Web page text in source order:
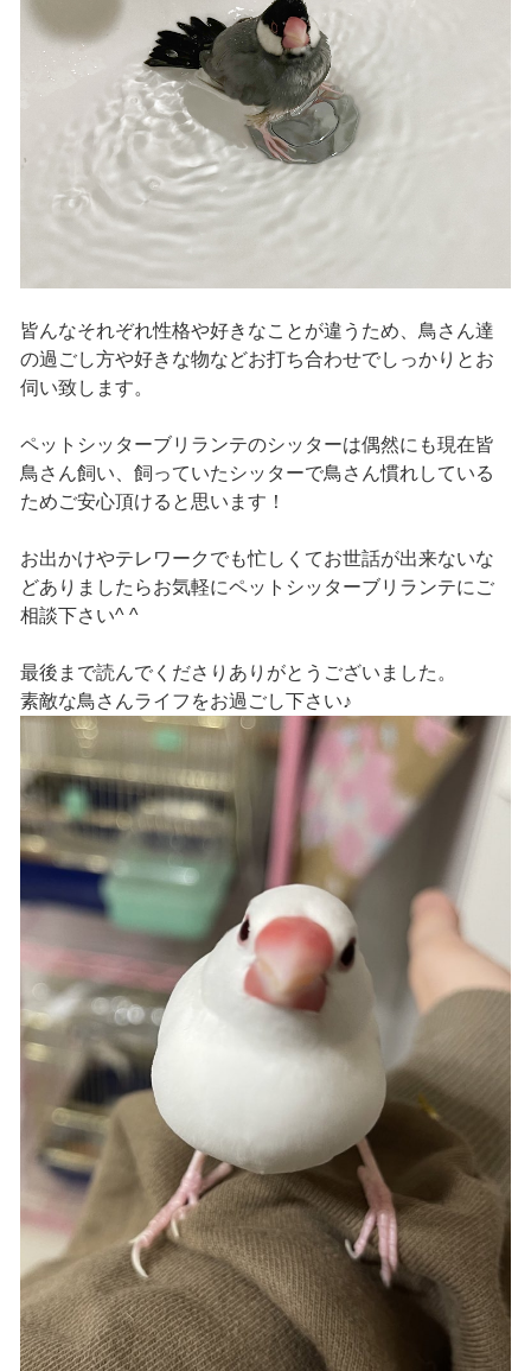
皆んなそれぞれ性格や好きなことが違うため、鳥さん達
の過ごし方や好きな物などお打ち合わせでしっかりとお
伺い致します。
ペットシッターブリランテのシッターは偶然にも現在皆
鳥さん飼い、飼っていたシッターで鳥さん慣れしている
ためご安心頂けると思います！
お出かけやテレワークでも忙しくてお世話が出来ないな
どありましたらお気軽にペットシッターブリランテにご
相談下さい^ ^
最後まで読んでくださりありがとうございました。
素敵な鳥さんライフをお過ごし下さい♪